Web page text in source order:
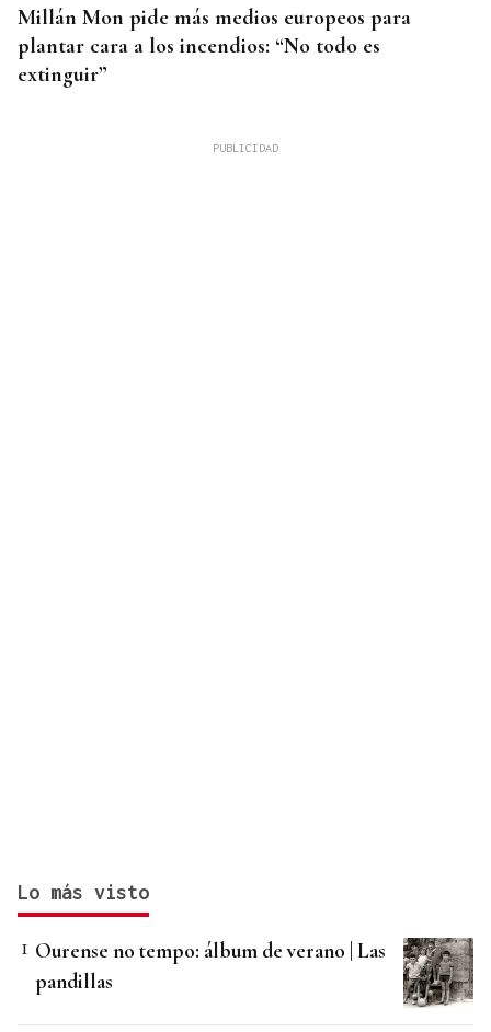
Millán Mon pide más medios europeos para
plantar cara a los incendios: “No todo es
extinguir”
Lo más visto
Ourense no tempo: álbum de verano | Las
pandillas